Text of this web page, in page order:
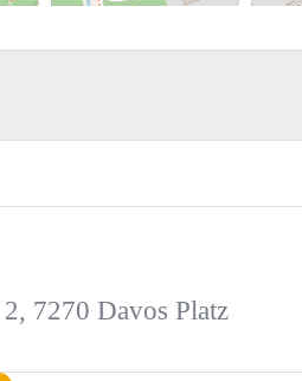
2, 7270 Davos Platz